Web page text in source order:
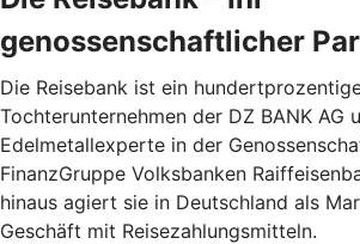
genossenschaftlicher
Die Reisebank ist ein
Tochterunternehmen der DZ BANK AG
Edelmetallexperte in der
FinanzGruppe Volksbanken
hinaus agiert sie in Deutschland als
Geschäft mit Reisezahlungsmitteln.